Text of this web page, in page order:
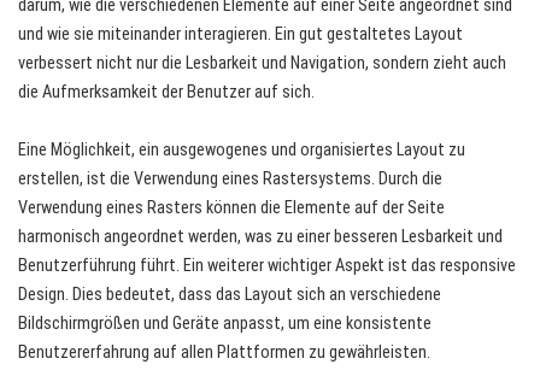
darum, wie die verschiedenen Elemente auf einer Seite angeordnet sind
und wie sie miteinander interagieren. Ein gut gestaltetes Layout
verbessert nicht nur die Lesbarkeit und Navigation, sondern zieht auch
die Aufmerksamkeit der Benutzer auf sich.
Eine Möglichkeit, ein ausgewogenes und organisiertes Layout zu
erstellen, ist die Verwendung eines Rastersystems. Durch die
Verwendung eines Rasters können die Elemente auf der Seite
harmonisch angeordnet werden, was zu einer besseren Lesbarkeit und
Benutzerführung führt. Ein weiterer wichtiger Aspekt ist das responsive
Design. Dies bedeutet, dass das Layout sich an verschiedene
Bildschirmgrößen und Geräte anpasst, um eine konsistente
Benutzererfahrung auf allen Plattformen zu gewährleisten.